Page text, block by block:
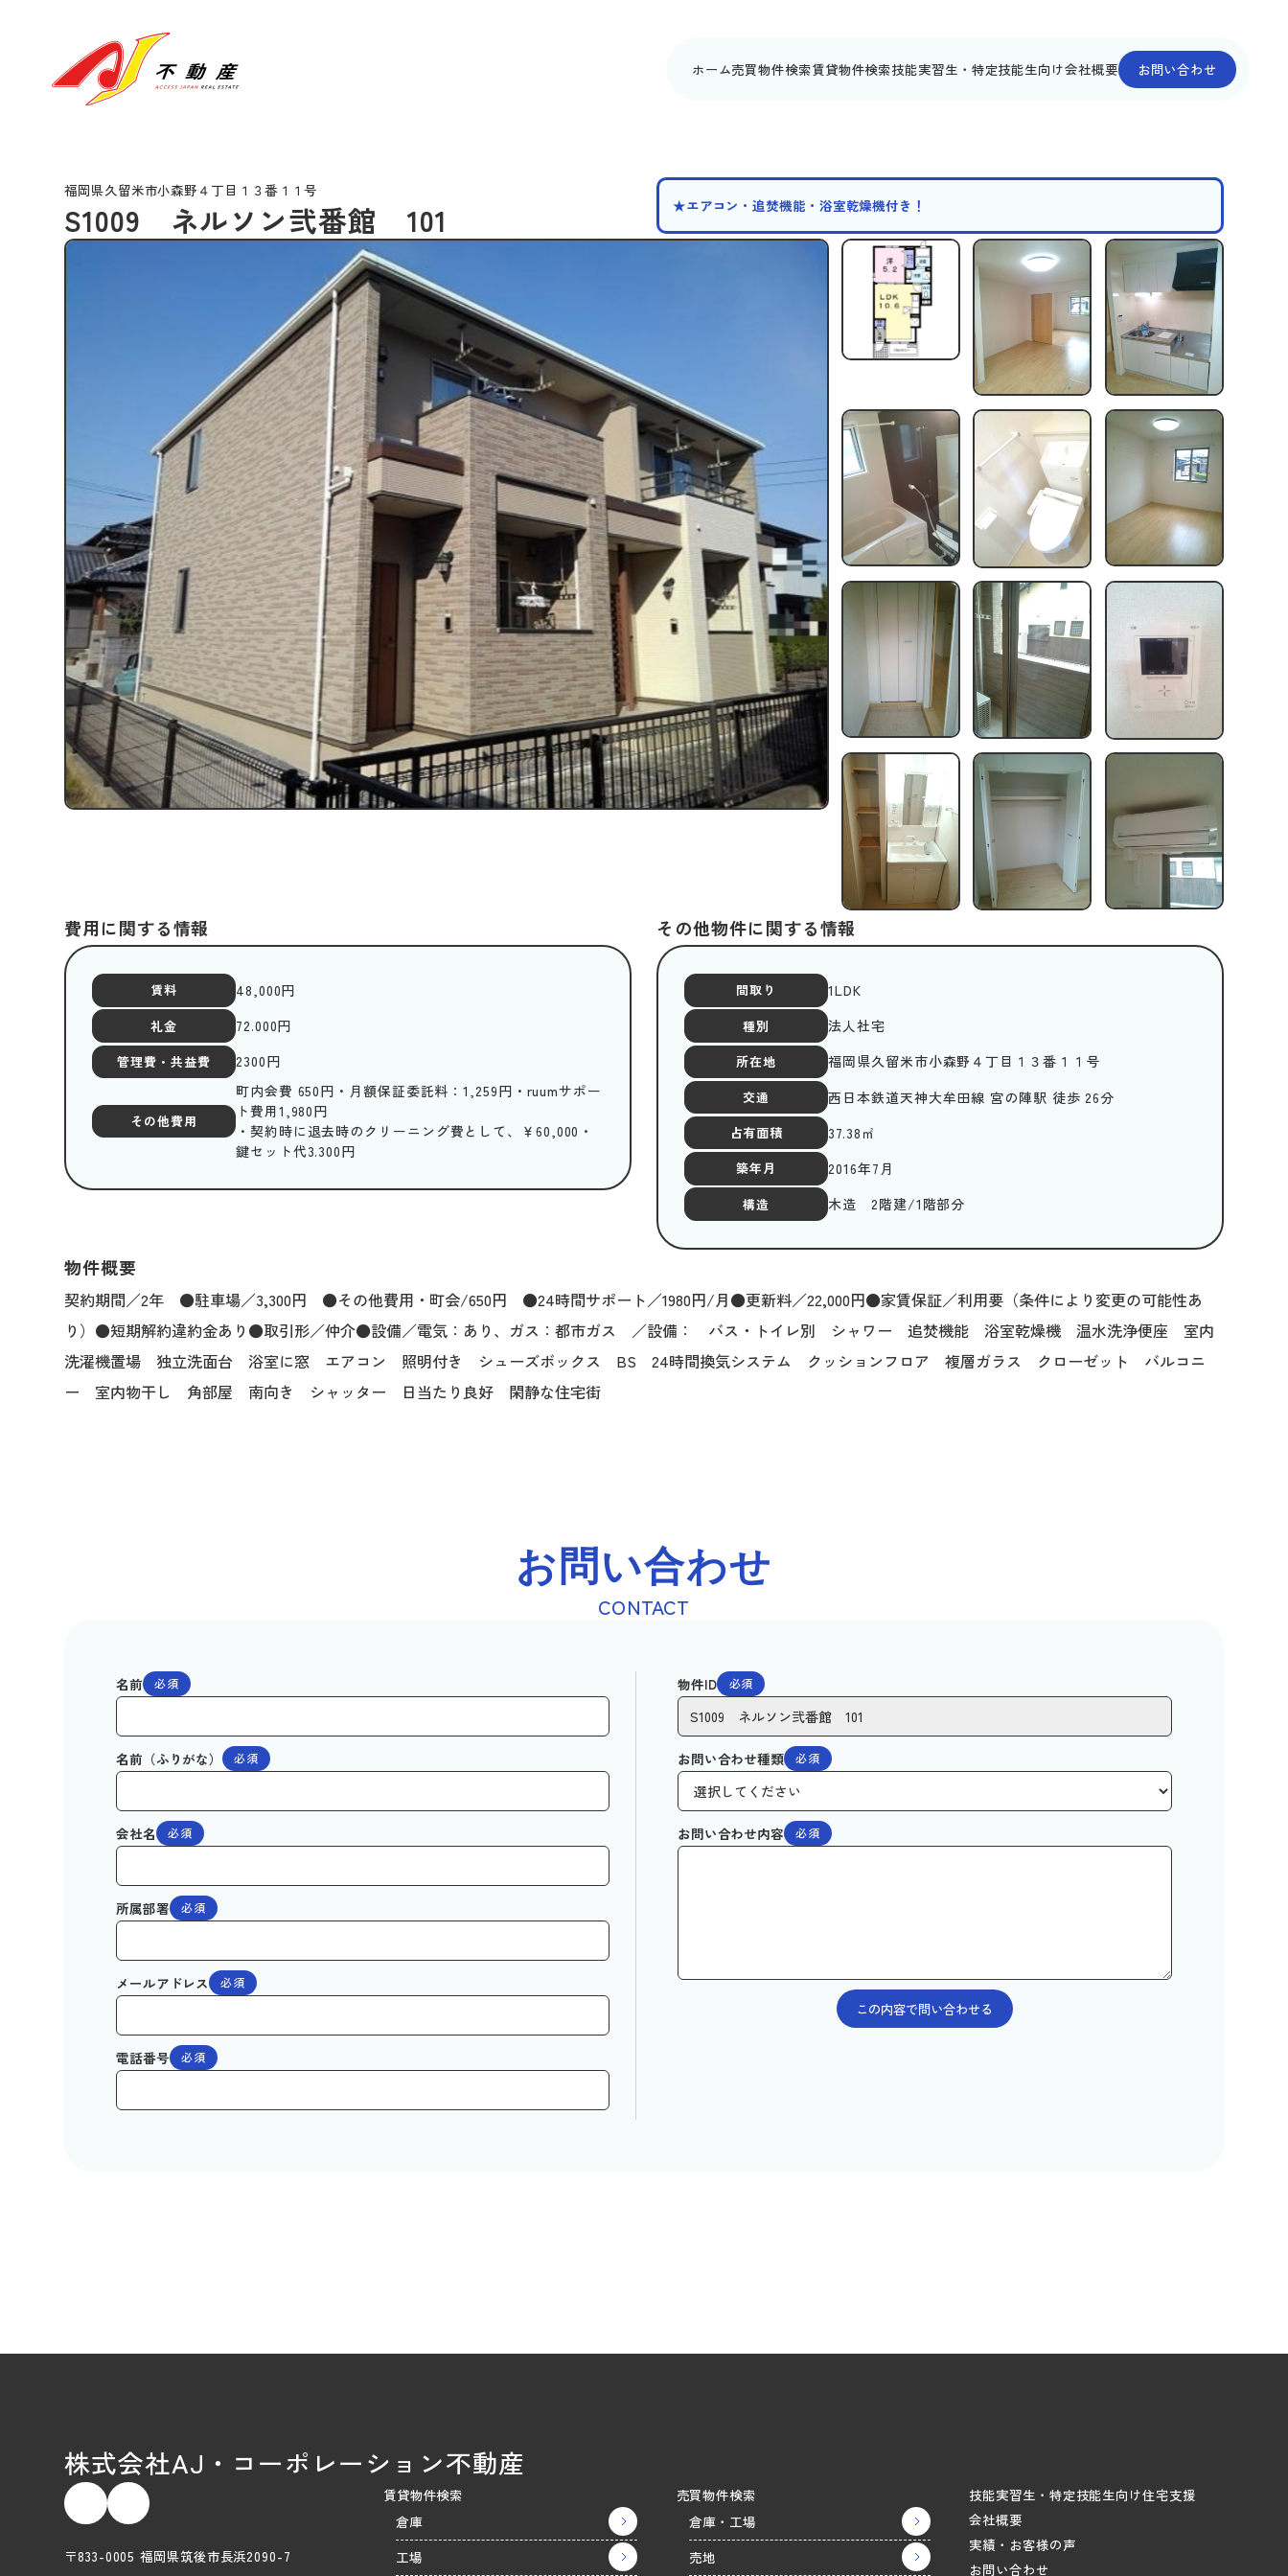
ホーム売買物件検索賃貸物件検索技能実習生・特定技能生向け会社概要 お問い合わせ
福岡県久留米市小森野４丁目１３番１１号
S1009 ネルソン弐番館 101 ★エアコン・追焚機能・浴室乾燥機付き！
費用に関する情報
賃料 48,000円
礼金 72.000円
管理費・共益費 2300円
その他費用
町内会費 650円・月額保証委託料：1,259円・ruumサポー
ト費用1,980円
・契約時に退去時のクリーニング費として、￥60,000・
鍵セット代3.300円
その他物件に関する情報
間取り 1LDK
種別 法人社宅
所在地 福岡県久留米市小森野４丁目１３番１１号
交通 西日本鉄道天神大牟田線 宮の陣駅 徒歩 26分
占有面積 37.38 ㎡
築年月 2016年7月
構造 木造 2階建/1階部分
物件概要
契約期間／2年 ●駐車場／3,300円 ●その他費用・町会/650円 ●24時間サポート／1980円/月●更新料／22,000円●家賃保証／利用要（条件により変更の可能性あ
り）●短期解約違約金あり●取引形／仲介●設備／電気：あり、ガス：都市ガス ／設備： バス・トイレ別 シャワー 追焚機能 浴室乾燥機 温水洗浄便座 室内
洗濯機置場 独立洗面台 浴室に窓 エアコン 照明付き シューズボックス BS 24時間換気システム クッションフロア 複層ガラス クローゼット バルコニ
ー 室内物干し 角部屋 南向き シャッター 日当たり良好 閑静な住宅街
お問い合わせ
CONTACT
名前 必須
名前（ふりがな） 必須
会社名 必須
所属部署 必須
メールアドレス 必須
電話番号 必須
物件ID 必須
お問い合わせ種類 必須
お問い合わせ内容 必須
株式会社AJ・コーポレーション不動産
〒833-0005 福岡県筑後市長浜2090-7
賃貸物件検索
倉庫
工場
売買物件検索
倉庫・工場
売地
技能実習生・特定技能生向け住宅支援
会社概要
実績・お客様の声
お問い合わせ